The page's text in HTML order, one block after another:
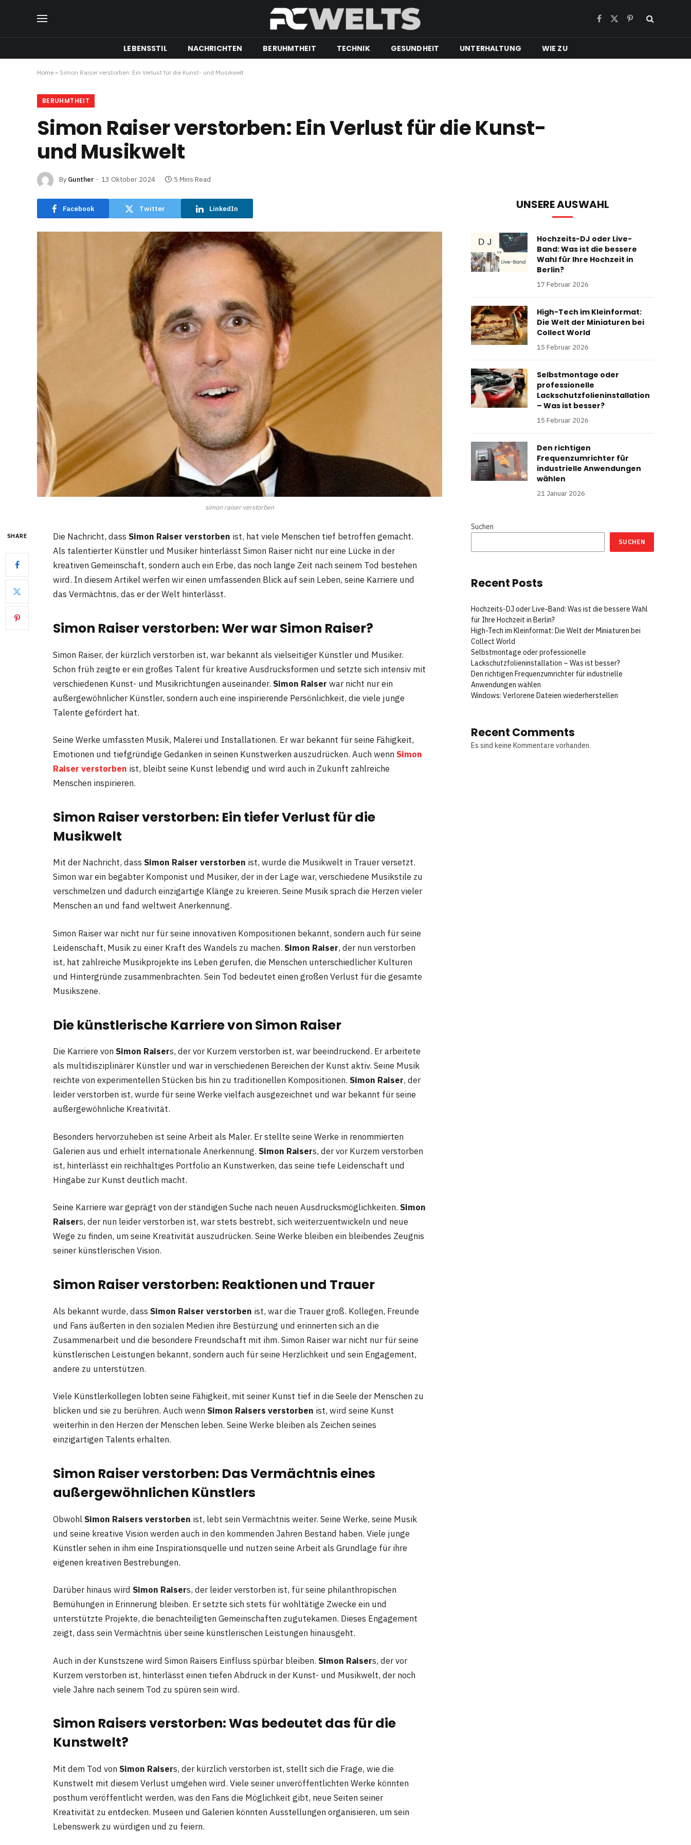
Facebook
X
Pinterest
LEBENSSTIL NACHRICHTEN BERUHMTHEIT TECHNIK GESUNDHEIT UNTERHALTUNG WIE ZU
Home » Simon Raiser verstorben: Ein Verlust für die Kunst- und Musikwelt
BERUHMTHEIT
Simon Raiser verstorben: Ein Verlust für die Kunst-
und Musikwelt
By Gunther 13 Oktober 2024 5 Mins Read
Facebook Twitter LinkedIn
simon raiser verstorben
SHARE Die Nachricht, dass Simon Raiser verstorben ist, hat viele Menschen tief betroffen gemacht.
Als talentierter Künstler und Musiker hinterlässt Simon Raiser nicht nur eine Lücke in der
kreativen Gemeinschaft, sondern auch ein Erbe, das noch lange Zeit nach seinem Tod bestehen
wird. In diesem Artikel werfen wir einen umfassenden Blick auf sein Leben, seine Karriere und
das Vermächtnis, das er der Welt hinterlässt.
Simon Raiser verstorben: Wer war Simon Raiser?
Simon Raiser, der kürzlich verstorben ist, war bekannt als vielseitiger Künstler und Musiker.
Schon früh zeigte er ein großes Talent für kreative Ausdrucksformen und setzte sich intensiv mit
verschiedenen Kunst- und Musikrichtungen auseinander. Simon Raiser war nicht nur ein
außergewöhnlicher Künstler, sondern auch eine inspirierende Persönlichkeit, die viele junge
Talente gefördert hat.
Seine Werke umfassten Musik, Malerei und Installationen. Er war bekannt für seine Fähigkeit,
Emotionen und tiefgründige Gedanken in seinen Kunstwerken auszudrücken. Auch wennSimon
Raiser verstorben ist, bleibt seine Kunst lebendig und wird auch in Zukunft zahlreiche
Menschen inspirieren.
Simon Raiser verstorben: Ein tiefer Verlust für die
Musikwelt
Mit der Nachricht, dass Simon Raiser verstorben ist, wurde die Musikwelt in Trauer versetzt.
Simon war ein begabter Komponist und Musiker, der in der Lage war, verschiedene Musikstile zu
verschmelzen und dadurch einzigartige Klänge zu kreieren. Seine Musik sprach die Herzen vieler
Menschen an und fand weltweit Anerkennung.
Simon Raiser war nicht nur für seine innovativen Kompositionen bekannt, sondern auch für seine
Leidenschaft, Musik zu einer Kraft des Wandels zu machen. Simon Raiser, der nun verstorben
ist, hat zahlreiche Musikprojekte ins Leben gerufen, die Menschen unterschiedlicher Kulturen
und Hintergründe zusammenbrachten. Sein Tod bedeutet einen großen Verlust für die gesamte
Musikszene.
Die künstlerische Karriere von Simon Raiser
Die Karriere vonSimon Raisers, der vor Kurzem verstorben ist, war beeindruckend. Er arbeitete
als multidisziplinärer Künstler und war in verschiedenen Bereichen der Kunst aktiv. Seine Musik
reichte von experimentellen Stücken bis hin zu traditionellen Kompositionen. Simon Raiser, der
leider verstorben ist, wurde für seine Werke vielfach ausgezeichnet und war bekannt für seine
außergewöhnliche Kreativität.
Besonders hervorzuheben ist seine Arbeit als Maler. Er stellte seine Werke in renommierten
Galerien aus und erhielt internationale Anerkennung. Simon Raisers, der vor Kurzem verstorben
ist, hinterlässt ein reichhaltiges Portfolio an Kunstwerken, das seine tiefe Leidenschaft und
Hingabe zur Kunst deutlich macht.
Seine Karriere war geprägt von der ständigen Suche nach neuen Ausdrucksmöglichkeiten. Simon
Raisers, der nun leider verstorben ist, war stets bestrebt, sich weiterzuentwickeln und neue
Wege zu finden, um seine Kreativität auszudrücken. Seine Werke bleiben ein bleibendes Zeugnis
seiner künstlerischen Vision.
Simon Raiser verstorben: Reaktionen und Trauer
Als bekannt wurde, dass Simon Raiser verstorben ist, war die Trauer groß. Kollegen, Freunde
und Fans äußerten in den sozialen Medien ihre Bestürzung und erinnerten sich an die
Zusammenarbeit und die besondere Freundschaft mit ihm. Simon Raiser war nicht nur für seine
künstlerischen Leistungen bekannt, sondern auch für seine Herzlichkeit und sein Engagement,
andere zu unterstützen.
Viele Künstlerkollegen lobten seine Fähigkeit, mit seiner Kunst tief in die Seele der Menschen zu
blicken und sie zu berühren. Auch wennSimon Raisers verstorben ist, wird seine Kunst
weiterhin in den Herzen der Menschen leben. Seine Werke bleiben als Zeichen seines
einzigartigen Talents erhalten.
Simon Raiser verstorben: Das Vermächtnis eines
außergewöhnlichen Künstlers
ObwohlSimon Raisers verstorben ist, lebt sein Vermächtnis weiter. Seine Werke, seine Musik
und seine kreative Vision werden auch in den kommenden Jahren Bestand haben. Viele junge
Künstler sehen in ihm eine Inspirationsquelle und nutzen seine Arbeit als Grundlage für ihre
eigenen kreativen Bestrebungen.
Darüber hinaus wird Simon Raisers, der leider verstorben ist, für seine philanthropischen
Bemühungen in Erinnerung bleiben. Er setzte sich stets für wohltätige Zwecke ein und
unterstützte Projekte, die benachteiligten Gemeinschaften zugutekamen. Dieses Engagement
zeigt, dass sein Vermächtnis über seine künstlerischen Leistungen hinausgeht.
Auch in der Kunstszene wird Simon Raisers Einfluss spürbar bleiben. Simon Raisers, der vor
Kurzem verstorben ist, hinterlässt einen tiefen Abdruck in der Kunst- und Musikwelt, der noch
viele Jahre nach seinem Tod zu spüren sein wird.
Simon Raisersverstorben: Was bedeutet das für die
Kunstwelt?
Mit dem Tod vonSimon Raisers, der kürzlich verstorben ist, stellt sich die Frage, wie die
Kunstwelt mit diesem Verlust umgehen wird. Viele seiner unveröffentlichten Werke könnten
posthum veröffentlicht werden, was den Fans die Möglichkeit gibt, neue Seiten seiner
Kreativität zu entdecken. Museen und Galerien könnten Ausstellungen organisieren, um sein
Lebenswerk zu würdigen und zu feiern.
UNSERE AUSWAHL
Hochzeits-DJ oder Live-
Band: Was ist die bessere
Wahl für Ihre Hochzeit in
Berlin?
17 Februar 2026
High-Tech im Kleinformat:
Die Welt der Miniaturen bei
Collect World
15 Februar 2026
Selbstmontage oder
professionelle
Lackschutzfolieninstallation
– Was ist besser?
15 Februar 2026
Den richtigen
Frequenzumrichter für
industrielle Anwendungen
wählen
21 Januar 2026
Suchen
SUCHEN
Recent Posts
Hochzeits-DJ oder Live-Band: Was ist die bessere Wahl
für Ihre Hochzeit in Berlin?
High-Tech im Kleinformat: Die Welt der Miniaturen bei
Collect World
Selbstmontage oder professionelle
Lackschutzfolieninstallation – Was ist besser?
Den richtigen Frequenzumrichter für industrielle
Anwendungen wählen
Windows: Verlorene Dateien wiederherstellen
Recent Comments
Es sind keine Kommentare vorhanden.